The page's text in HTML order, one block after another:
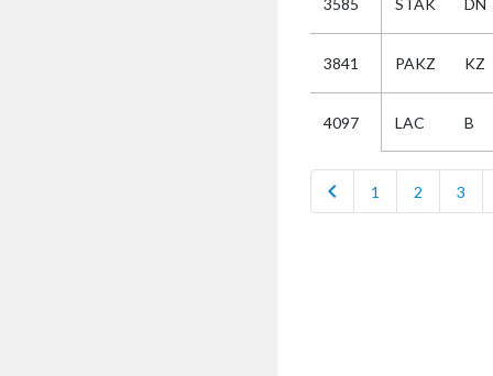
3585 STAK DN
3841 PAKZ KZ
4097 LAC B
chevron_left 1 2 3